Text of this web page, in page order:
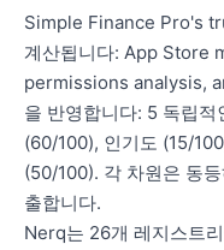
Simple Finance Pro's
계산됩니다: App Store
permissions analysis,
을 반영합니다: 5 독립
(60/100), 인기도 (15/
(50/100). 각 차원은 동
출합니다.
Nerq는 26개 레지스트